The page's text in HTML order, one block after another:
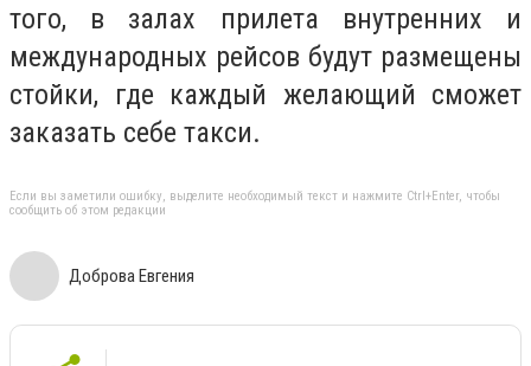
того, в залах прилета внутренних и
международных рейсов будут размещены
стойки, где каждый желающий сможет
заказать себе такси.
Если вы заметили ошибку, выделите необходимый текст и нажмите Ctrl+Enter, чтобы
сообщить об этом редакции
Доброва Евгения